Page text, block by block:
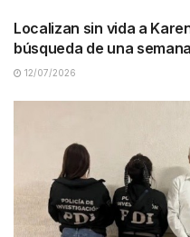
Localizan sin vida a
búsqueda de una
12/07/2026